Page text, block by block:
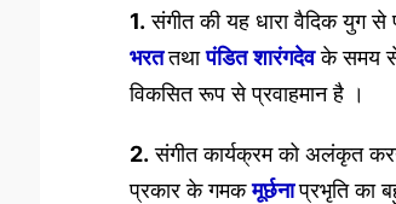
1. संगीत की यह धारा वैदिक युग से
भरततथापंडित शारंगदेवके समय से
विकसित रूप से प्रवाहमान है ।
2. संगीत कार्यक्रम को अलंकृत
प्रकार के गमकमूर्छनाप्रभृति का